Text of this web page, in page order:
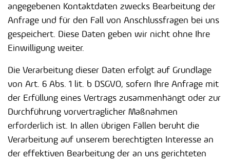
angegebenen Kontaktdaten zwecks Bearbeitung der
Anfrage und für den Fall von Anschlussfragen bei uns
gespeichert. Diese Daten geben wir nicht ohne Ihre
Einwilligung weiter.
Die Verarbeitung dieser Daten erfolgt auf Grundlage
von Art. 6 Abs. 1 lit. b DSGVO, sofern Ihre Anfrage mit
der Erfüllung eines Vertrags zusammenhängt oder zur
Durchführung vorvertraglicher Maßnahmen
erforderlich ist. In allen übrigen Fällen beruht die
Verarbeitung auf unserem berechtigten Interesse an
der effektiven Bearbeitung der an uns gerichteten